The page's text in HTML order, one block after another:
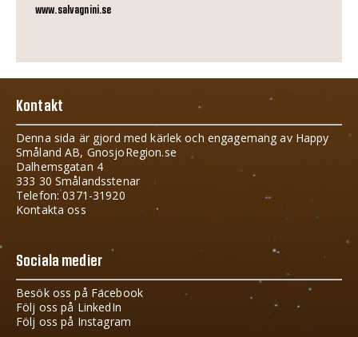
www.salvagnini.se
Kontakt
Denna sida är gjord med kärlek och engagemang av Happy
Småland AB, GnosjoRegion.se
Dalhemsgatan 4
333 30 Smålandsstenar
Telefon: 0371-31920
Kontakta oss
Sociala medier
Besök oss på Facebook
Följ oss på LinkedIn
Följ oss på Instagram